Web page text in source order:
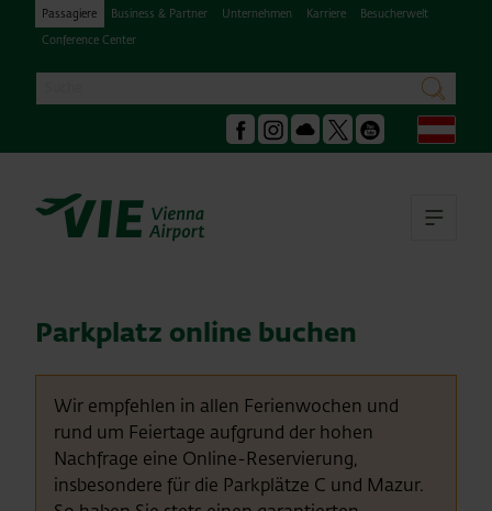
Passagiere Business & Partner Unternehmen Karriere
Besucherwelt
Conference Center
suchen
Facebook
Instagram
Podcast Youtube
Parkplatz online buchen
Wir empfehlen in allen Ferienwochen und
rund um Feiertage aufgrund der hohen
Nachfrage eine Online-Reservierung,
insbesondere für die Parkplätze C und Mazur.